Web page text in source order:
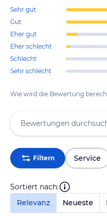
Sehr gut
Gut
Eher gut
Eher schlecht
Schlecht
Sehr schlecht
Wie wird die Bewertung
Filtern Service
Sortiert nach:
Relevanz
Neueste